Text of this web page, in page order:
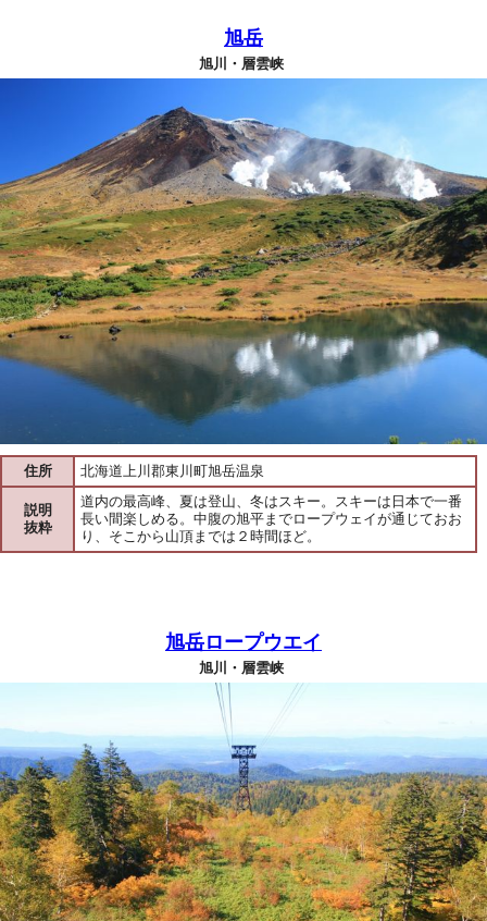
旭岳
旭川・層雲峡
住所 北海道上川郡東川町旭岳温泉
説明
抜粋
道内の最高峰、夏は登山、冬はスキー。スキーは日本で一番
長い間楽しめる。中腹の旭平までロープウェイが通じておお
り、そこから山頂までは２時間ほど。
旭岳ロープウエイ
旭川・層雲峡